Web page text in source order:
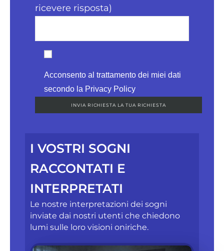
ricevere risposta)
Acconsento al trattamento dei miei dati
secondo la Privacy Policy
I VOSTRI SOGNI
RACCONTATI E
INTERPRETATI
Le nostre interpretazioni dei sogni
inviate dai nostri utenti che chiedono
lumi sulle loro visioni oniriche.